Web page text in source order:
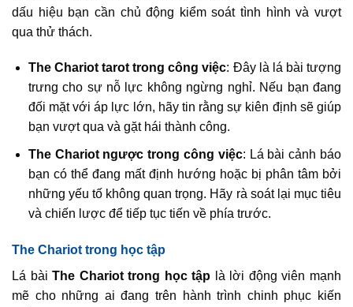
dấu hiệu bạn cần chủ động kiểm soát tình hình và vượt
qua thử thách.
The Chariot tarot trong công việc: Đây là lá bài tượng
trưng cho sự nỗ lực không ngừng nghỉ. Nếu bạn đang
đối mặt với áp lực lớn, hãy tin rằng sự kiên định sẽ giúp
bạn vượt qua và gặt hái thành công.
The Chariot ngược trong công việc: Lá bài cảnh báo
bạn có thể đang mất định hướng hoặc bị phân tâm bởi
những yếu tố không quan trọng. Hãy rà soát lại mục tiêu
và chiến lược để tiếp tục tiến về phía trước.
The Chariot trong học tập
Lá bàiThe Chariot trong học tập là lời động viên mạnh
mẽ cho những ai đang trên hành trình chinh phục kiến